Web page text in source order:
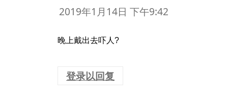
2019年1月14日 下午9:42
晚上戴出去吓人?
登录以回复